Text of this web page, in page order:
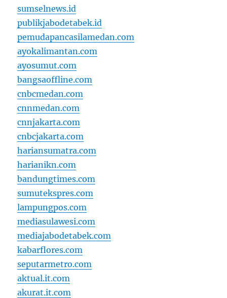
sumselnews.id
publikjabodetabek.id
pemudapancasilamedan.com
ayokalimantan.com
ayosumut.com
bangsaoffline.com
cnbcmedan.com
cnnmedan.com
cnnjakarta.com
cnbcjakarta.com
hariansumatra.com
harianikn.com
bandungtimes.com
sumutekspres.com
lampungpos.com
mediasulawesi.com
mediajabodetabek.com
kabarflores.com
seputarmetro.com
aktual.it.com
akurat.it.com